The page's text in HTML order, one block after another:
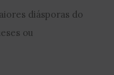
diásporas do
ou